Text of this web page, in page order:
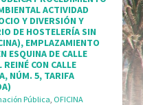
ACTIVIDAD
Y DIVERSIÓN Y
DE HOSTELERÍA SIN
EMPLAZAMIENTO
ESQUINA DE CALLE
CON CALLE
NÚM. 5, TARIFA
Pública OFICINA